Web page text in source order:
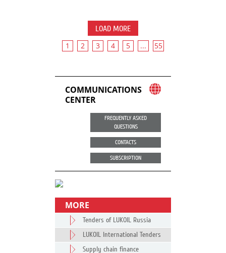
LOAD MORE
1 2 3 4 5 ... 55
COMMUNICATIONS
CENTER
FREQUENTLY ASKED
QUESTIONS
CONTACTS
SUBSCRIPTION
MORE
Tenders of LUKOIL Russia
LUKOIL International Tenders
Supply chain finance